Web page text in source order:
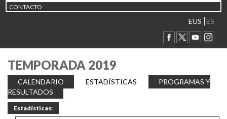
CONTACTO
EUS ES
TEMPORADA 2019
CALENDARIO ESTADÍSTICAS
PROGRAMAS Y
RESULTADOS
Estadísticas: